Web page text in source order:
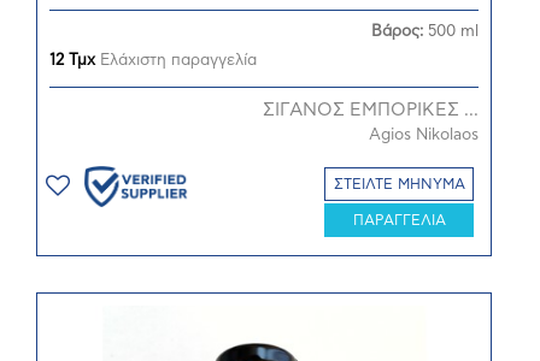
12 ΤμχΕλάχιστη παραγγελία
Βάρος: 500 ml
ΣΙΓΑΝΟΣ ΕΜΠΟΡΙΚΕΣ ...
Agios Nikolaos
ΣΤΕΙΛΤΕ ΜΗΝΥΜΑ
ΠΑΡΑΓΓΕΛΙΑ